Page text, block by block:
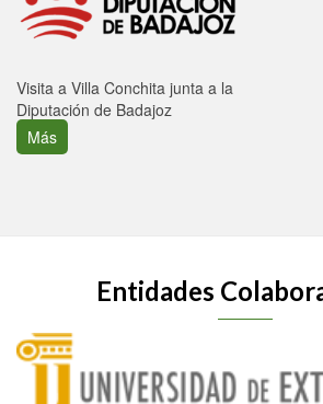
Visita a Villa Conchita junta a la
Diputación de Badajoz
Más
Entidades